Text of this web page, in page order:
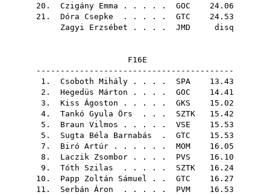
20. Czigány Emma . . . . . GOC 24.06
21. Dóra Csepke . . . . . GTC 24.53
Zagyi Erzsébet . . . . JMD disq
F16E
-----------------------------------------
1. Csoboth Mihály . . . . SPA 13.43
2. Hegedüs Márton . . . . GOC 14.41
3. Kiss Ágoston . . . . . GKS 15.02
4. Tankó Gyula Örs . . . SZTK 15.42
5. Braun Vilmos . . . . . VSE 15.53
5. Sugta Béla Barnabás . GTC 15.53
7. Biró Artúr . . . . . . MOM 16.05
8. Laczik Zsombor . . . . PVS 16.10
9. Tóth Szilas . . . . . SZTK 16.24
10. Papp Zoltán Sámuel . . GTC 16.27
11. Serbán Áron . . . . . PVM 16.53